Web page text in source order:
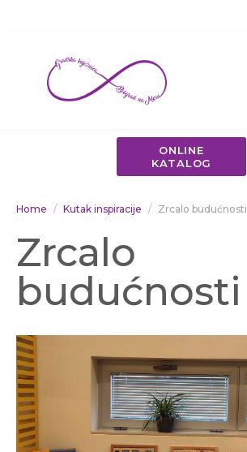
ONLINE
KATALOG
Home Kutak inspiracije Zrcalo budućnosti
Zrcalo
budućnosti